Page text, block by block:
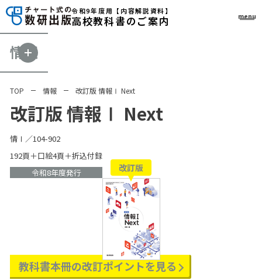
令和9年度用 【内容解説資料】
高校教科書のご案内 menu
情報
TOP 情報 改訂版 情報Ⅰ Next
改訂版 情報Ⅰ Next
情Ⅰ／104-902
192頁＋口絵4頁＋折込付録
令和8年度発行
教科書本冊の改訂ポイントを見る
改訂版